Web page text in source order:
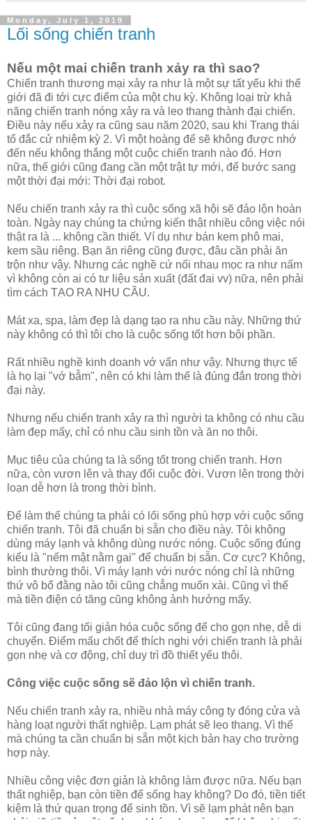
Monday, July 1, 2019
Lối sống chiến tranh
Nếu một mai chiến tranh xảy ra thì sao?
Chiến tranh thương mại xảy ra như là một sự tất yếu khi thế
giới đã đi tới cực điểm của một chu kỳ. Không loại trừ khả
năng chiến tranh nóng xảy ra và leo thang thành đại chiến.
Điều này nếu xảy ra cũng sau năm 2020, sau khi Trang thái
tổ đắc cử nhiệm kỳ 2. Vì một hoàng đế sẽ không được nhớ
đến nếu không thắng một cuộc chiến tranh nào đó. Hơn
nữa, thế giới cũng đang cần một trật tự mới, để bước sang
một thời đại mới: Thời đại robot.
Nếu chiến tranh xảy ra thì cuộc sống xã hội sẽ đảo lộn hoàn
toàn. Ngày nay chúng ta chứng kiến thật nhiều công việc nói
thật ra là ... không cần thiết. Ví dụ như bán kem phô mai,
kem sầu riêng. Bạn ăn riêng cũng được, đâu cần phải ăn
trộn như vậy. Nhưng các nghề cứ nối nhau mọc ra như nấm
vì không còn ai có tư liệu sản xuất (đất đai vv) nữa, nên phải
tìm cách TẠO RA NHU CẦU.
Mát xa, spa, làm đẹp là dạng tạo ra nhu cầu này. Những thứ
này không có thì tôi cho là cuộc sống tốt hơn bội phần.
Rất nhiều nghề kinh doanh vớ vẩn như vậy. Nhưng thực tế
là họ lại "vớ bẫm", nên có khi làm thế là đúng đắn trong thời
đại này.
Nhưng nếu chiến tranh xảy ra thì người ta không có nhu cầu
làm đẹp mấy, chỉ có nhu cầu sinh tồn và ăn no thôi.
Mục tiêu của chúng ta là sống tốt trong chiến tranh. Hơn
nữa, còn vươn lên và thay đổi cuộc đời. Vươn lên trong thời
loạn dễ hơn là trong thời bình.
Để làm thế chúng ta phải có lối sống phù hợp với cuộc sống
chiến tranh. Tôi đã chuẩn bị sẵn cho điều này. Tôi không
dùng máy lạnh và không dùng nước nóng. Cuộc sống đúng
kiểu là "nếm mật nằm gai" để chuẩn bị sẵn. Cơ cực? Không,
bình thường thôi. Vì máy lạnh với nước nóng chỉ là những
thứ vô bổ đằng nào tôi cũng chẳng muốn xài. Cũng vì thế
mà tiền điện có tăng cũng không ảnh hưởng mấy.
Tôi cũng đang tối giản hóa cuộc sống để cho gọn nhẹ, dễ di
chuyển. Điểm mấu chốt để thích nghi với chiến tranh là phải
gọn nhẹ và cơ động, chỉ duy trì đồ thiết yếu thôi.
Công việc cuộc sống sẽ đảo lộn vì chiến tranh.
Nếu chiến tranh xảy ra, nhiều nhà máy công ty đóng cửa và
hàng loạt người thất nghiệp. Lạm phát sẽ leo thang. Vì thế
mà chúng ta cần chuẩn bị sẵn một kịch bản hay cho trường
hợp này.
Nhiều công việc đơn giản là không làm được nữa. Nếu bạn
thất nghiệp, bạn còn tiền để sống hay không? Do đó, tiền tiết
kiệm là thứ quan trọng để sinh tồn. Vì sẽ lạm phát nên bạn